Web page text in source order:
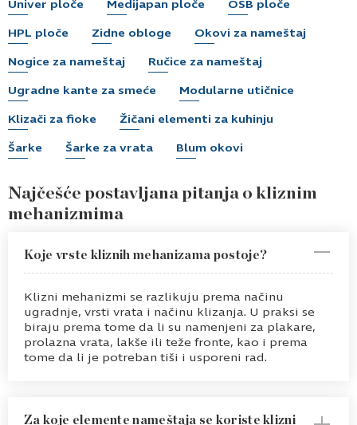
Univer ploče Medijapan ploče OSB ploče
HPL ploče Zidne obloge Okovi za nameštaj
Nogice za nameštaj Ručice za nameštaj
Ugradne kante za smeće Modularne utičnice
Klizači za fioke Žičani elementi za kuhinju
Šarke Šarke za vrata Blum okovi
Najčešće postavljana pitanja o kliznim
mehanizmima
Koje vrste kliznih mehanizama postoje?
Klizni mehanizmi se razlikuju prema načinu
ugradnje, vrsti vrata i načinu klizanja. U praksi se
biraju prema tome da li su namenjeni za plakare,
prolazna vrata, lakše ili teže fronte, kao i prema
tome da li je potreban tiši i usporeni rad.
Za koje elemente nameštaja se koriste klizni